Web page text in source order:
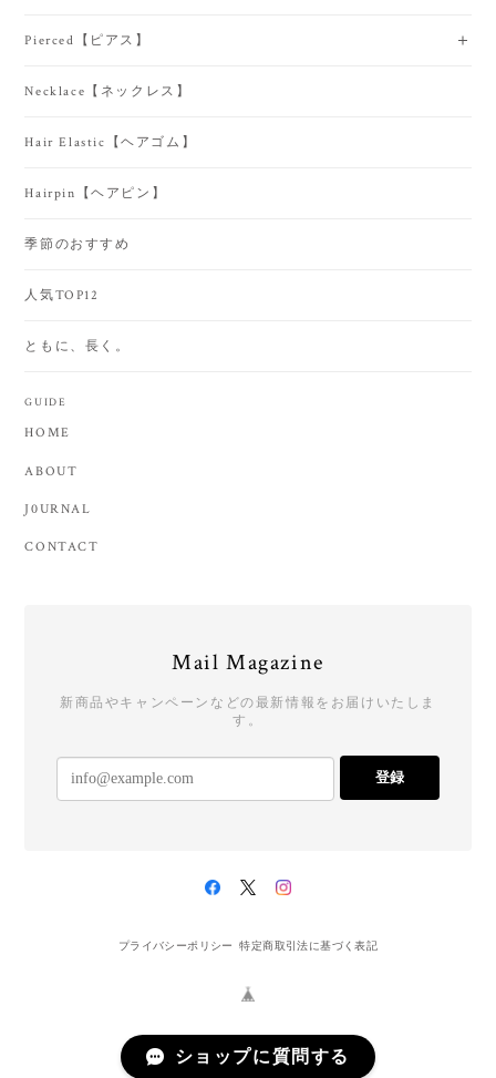
Pierced【ピアス】
Necklace【ネックレス】
Hair Elastic【ヘアゴム】
Hairpin【ヘアピン】
季節のおすすめ
人気TOP12
ともに、長く。
GUIDE
HOME
ABOUT
J0URNAL
CONTACT
Mail Magazine
新商品やキャンペーンなどの最新情報をお届けいたしま
す。
登録
プライバシーポリシー 特定商取引法に基づく表記
ショップに質問する